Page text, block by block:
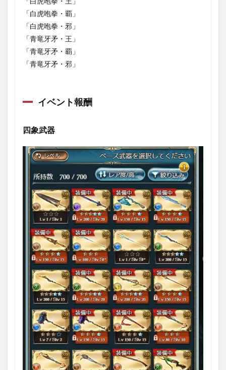
LEVEL
四象瑞
神
1.5
てお
きた
1.6
まと
「白虎咆拳・覇」
「白虎咆拳・邪」
「青竜牙矛・王」
「青竜牙矛・覇」
「青竜牙矛・邪」
イベント報酬
四象武器